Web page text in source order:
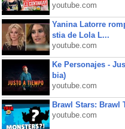
youtube.com
Yanina Latorre
stia de Lola L...
youtube.com
Ke Personajes -
bia)
youtube.com
Brawl Stars: Brawl
youtube.com